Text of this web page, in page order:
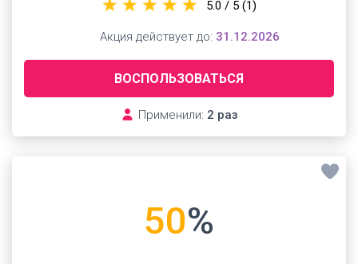
ВОСПОЛЬЗОВАТЬСЯ
Применили: 2 раз
5.0 / 5 (1)
Акция действует до: 31.12.2026
50%